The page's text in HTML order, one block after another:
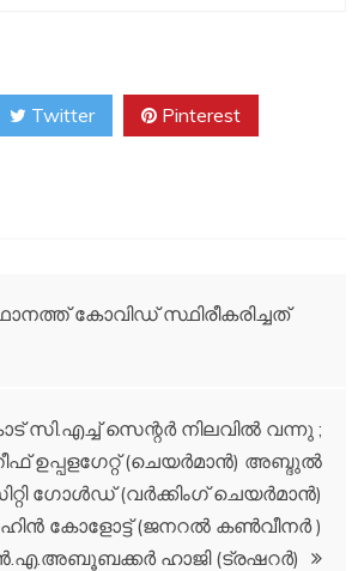
Twitter Pinterest
കോവിഡ് സ്ഥിരീകരിച്ചത്
സി.എച്ച് സെന്റർ നിലവിൽ വന്നു ;
ഉപ്പളഗേറ്റ് (ചെയർമാൻ) അബ്ദുൽ
ഗോൾഡ് (വർക്കിംഗ് ചെയർമാൻ)
കോളോട്ട് (ജനറൽ കൺവീനർ )
ഹാജി (ട്രഷറർ)